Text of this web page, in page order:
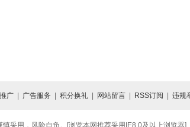
广 广告服务 积分换礼 网站留言 RSS订阅 违规
采用，风险自负。[浏览本网推荐采用IE8.0及以上浏览器]